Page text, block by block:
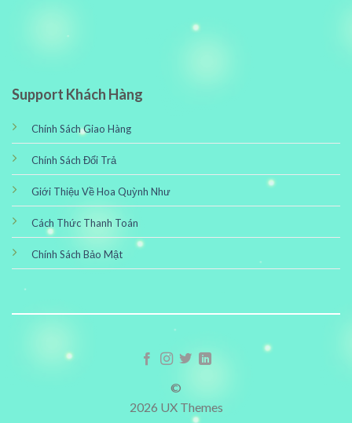
Support Khách Hàng
Chính Sách Giao Hàng
Chính Sách Đổi Trả
Giới Thiệu Về Hoa Quỳnh Như
Cách Thức Thanh Toán
Chính Sách Bảo Mật
©
2026 UX Themes